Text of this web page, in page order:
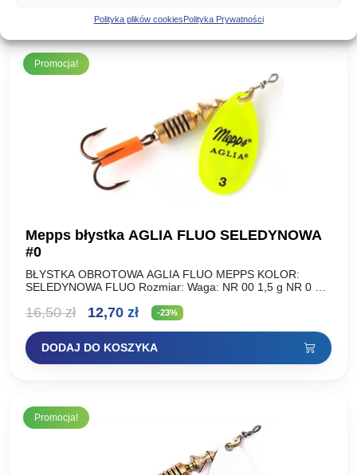
Polityka plików cookiesPolityka Prywatności
16,90 zł. 13,01 zł.
Promocja!
Mepps błystka AGLIA FLUO SELEDYNOWA
#0
BŁYSTKA OBROTOWA AGLIA FLUO MEPPS KOLOR:
SELEDYNOWA FLUO Rozmiar: Waga: NR 00 1,5 g NR 0 2,5
16,50zł
Pierwotna
cena
wynosiła:
12,70 złAktualna
cena
wynosi:
-23%
DODAJ DO KOSZYKA
Promocja!